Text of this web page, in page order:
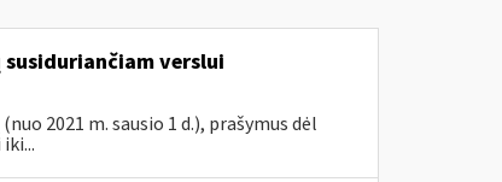
susiduriančiam verslui
2021 m. sausio 1 d.), prašymus dėl